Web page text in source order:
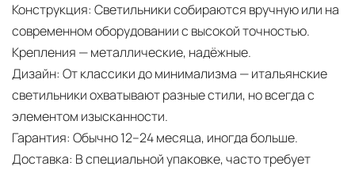
Конструкция: Светильники собираются вручную или на
современном оборудовании с высокой точностью.
Крепления — металлические, надёжные.
Дизайн: От классики до минимализма — итальянские
светильники охватывают разные стили, но всегда с
элементом изысканности.
Гарантия: Обычно 12–24 месяца, иногда больше.
Доставка: В специальной упаковке, часто требует